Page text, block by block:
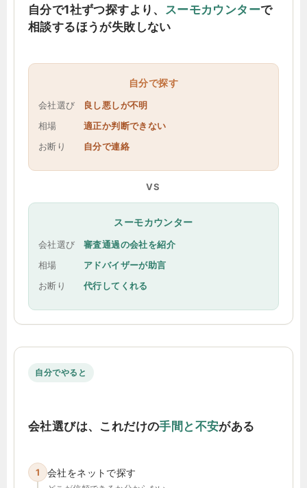
自分で1社ずつ探すより、 スーモカウンターで
相談するほうが失敗しない
自分で探す
会社選び
良し悪しが不明
相場
適正か判断できない
お断り
自分で連絡
VS
スーモカウンター
会社選び
審査通過の会社を紹介
相場
アドバイザーが助言
お断り
代行してくれる
自分でやると
会社選びは、これだけの手間と不安がある
1 会社をネットで探す